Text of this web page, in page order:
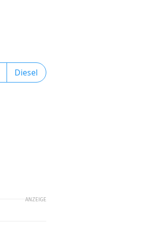
Diesel
ANZEIGE